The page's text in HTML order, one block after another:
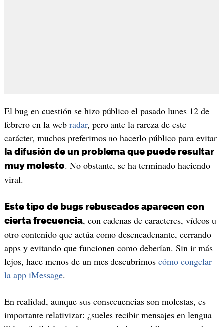
El bug en cuestión se hizo público el pasado lunes 12 de
febrero en la web radar, pero ante la rareza de este
carácter, muchos preferimos no hacerlo público para evitar
la difusión de un problema que puede resultar
muy molesto. No obstante, se ha terminado haciendo
viral.
Este tipo de bugs rebuscados aparecen con
cierta frecuencia, con cadenas de caracteres, vídeos u
otro contenido que actúa como desencadenante, cerrando
apps y evitando que funcionen como deberían. Sin ir más
lejos, hace menos de un mes descubrimos cómo congelar
la app iMessage.
En realidad, aunque sus consecuencias son molestas, es
importante relativizar: ¿sueles recibir mensajes en lengua